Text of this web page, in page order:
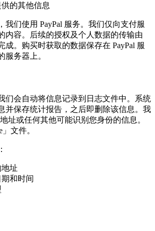
的其他信息
我们使用 PayPal 服务。我们仅向支付服
内容。后续的授权及个人数据的传输由
成。购买时获取的数据保存在 PayPal 服
服务器上。
们会自动将信息记录到日志文件中。系统
并保存统计报告，之后即删除该信息。我
址或任何其他可能识别您身份的信息。
文件。
址
和时间